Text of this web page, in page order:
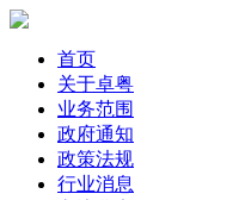
首页
关于卓粤
业务范围
政府通知
政策法规
行业消息